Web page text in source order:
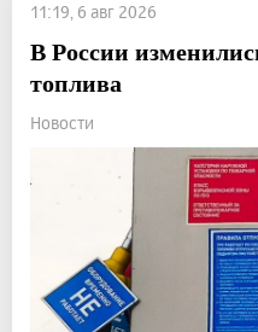
11:19, 6 авг 2026
В России
топлива
Новости